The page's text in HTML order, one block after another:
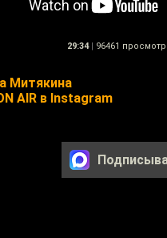
29:34 | 96461 просмотр
Митякина
AIR в Instagram